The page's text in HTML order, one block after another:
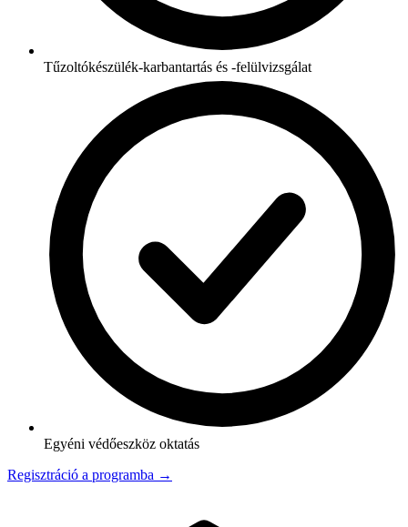
Tűzoltókészülék-karbantartás és -felülvizsgálat
Egyéni védőeszköz oktatás
Regisztráció a programba →